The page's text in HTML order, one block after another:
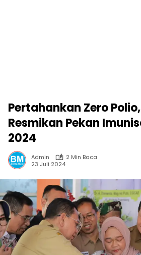
Pertahankan Zero
Resmikan Pekan
2024
Admin
2 Min Baca
23 Juli 2024